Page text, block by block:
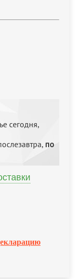
сегодня,
по